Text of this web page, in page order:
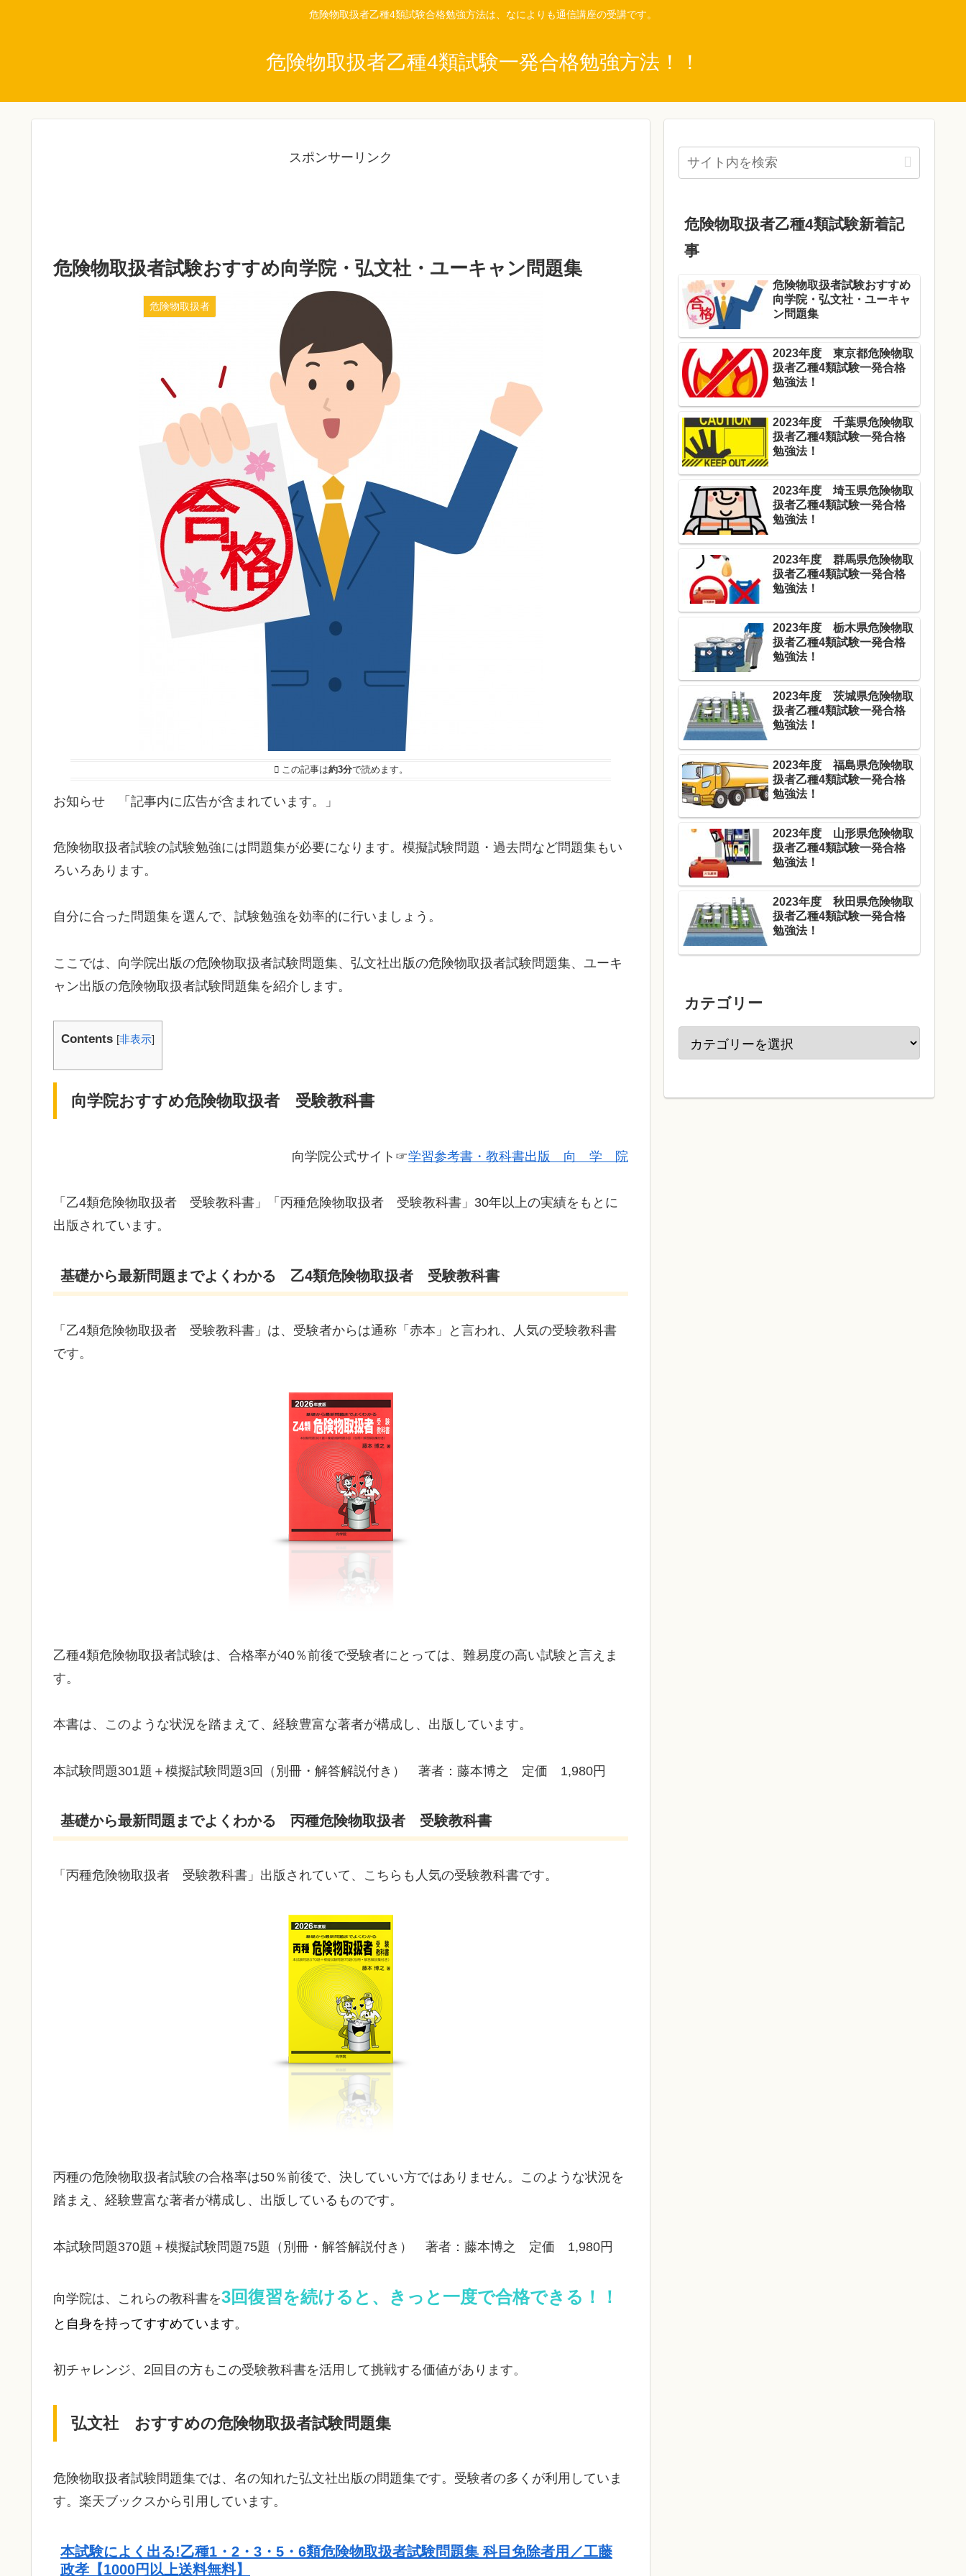
危険物取扱者乙種4類試験合格勉強方法は、なによりも通信講座の受講です。
危険物取扱者乙種4類試験一発合格勉強方法！！
スポンサーリンク
危険物取扱者試験おすすめ向学院・弘文社・ユーキャン問題集
危険物取扱者
この記事は約3分で読めます。
お知らせ 「記事内に広告が含まれています。」
危険物取扱者試験の試験勉強には問題集が必要になります。模擬試験問題・過去問など問題集もい
ろいろあります。
自分に合った問題集を選んで、試験勉強を効率的に行いましょう。
ここでは、向学院出版の危険物取扱者試験問題集、弘文社出版の危険物取扱者試験問題集、ユーキ
ャン出版の危険物取扱者試験問題集を紹介します。
Contents [非表示]
向学院おすすめ危険物取扱者 受験教科書
向学院公式サイト☞学習参考書・教科書出版 向 学 院
「乙4類危険物取扱者 受験教科書」「丙種危険物取扱者 受験教科書」30年以上の実績をもとに
出版されています。
基礎から最新問題までよくわかる 乙4類危険物取扱者 受験教科書
「乙4類危険物取扱者 受験教科書」は、受験者からは通称「赤本」と言われ、人気の受験教科書
です。
乙種4類危険物取扱者試験は、合格率が40％前後で受験者にとっては、難易度の高い試験と言えま
す。
本書は、このような状況を踏まえて、経験豊富な著者が構成し、出版しています。
本試験問題301題＋模擬試験問題3回（別冊・解答解説付き） 著者：藤本博之 定価 1,980円
基礎から最新問題までよくわかる 丙種危険物取扱者 受験教科書
「丙種危険物取扱者 受験教科書」出版されていて、こちらも人気の受験教科書です。
丙種の危険物取扱者試験の合格率は50％前後で、決していい方ではありません。このような状況を
踏まえ、経験豊富な著者が構成し、出版しているものです。
本試験問題370題＋模擬試験問題75題（別冊・解答解説付き） 著者：藤本博之 定価 1,980円
向学院は、これらの教科書を3回復習を続けると、きっと一度で合格できる！！
と自身を持ってすすめています。
初チャレンジ、2回目の方もこの受験教科書を活用して挑戦する価値があります。
弘文社 おすすめの危険物取扱者試験問題集
危険物取扱者試験問題集では、名の知れた弘文社出版の問題集です。受験者の多くが利用していま
す。楽天ブックスから引用しています。
本試験によく出る!乙種1・2・3・5・6類危険物取扱者試験問題集 科目免除者用／工藤
政孝【1000円以上送料無料】
危険物取扱者乙種4類試験新着記
事
危険物取扱者試験おすすめ
向学院・弘文社・ユーキャ
ン問題集
2023年度 東京都危険物取
扱者乙種4類試験一発合格
勉強法！
2023年度 千葉県危険物取
扱者乙種4類試験一発合格
勉強法！
2023年度 埼玉県危険物取
扱者乙種4類試験一発合格
勉強法！
2023年度 群馬県危険物取
扱者乙種4類試験一発合格
勉強法！
2023年度 栃木県危険物取
扱者乙種4類試験一発合格
勉強法！
2023年度 茨城県危険物取
扱者乙種4類試験一発合格
勉強法！
2023年度 福島県危険物取
扱者乙種4類試験一発合格
勉強法！
2023年度 山形県危険物取
扱者乙種4類試験一発合格
勉強法！
2023年度 秋田県危険物取
扱者乙種4類試験一発合格
勉強法！
カテゴリー